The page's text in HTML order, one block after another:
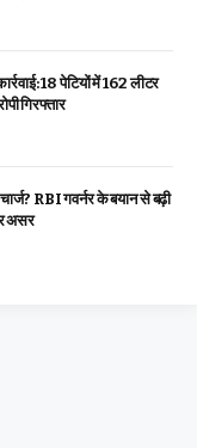
18 पेटियों में 162 लीटर
गिरफ्तार
RBI गवर्नर के बयान से बढ़ी
असर